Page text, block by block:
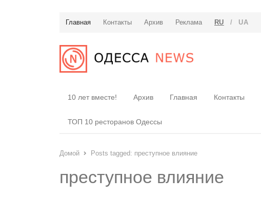
Главная Контакты Архив Реклама RU / UA
10 лет вместе! Архив Главная Контакты
ТОП 10 ресторанов Одессы
Домой Posts tagged: преступное влияние
преступное влияние